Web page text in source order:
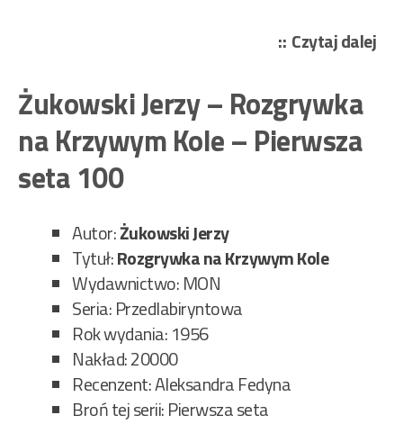
Czytaj dalej
Żukowski Jerzy – Rozgrywka
na Krzywym Kole – Pierwsza
seta 100
Autor:Żukowski Jerzy
Tytuł:Rozgrywka na Krzywym Kole
Wydawnictwo: MON
Seria: Przedlabiryntowa
Rok wydania: 1956
Nakład: 20000
Recenzent: Aleksandra Fedyna
Broń tej serii: Pierwsza seta